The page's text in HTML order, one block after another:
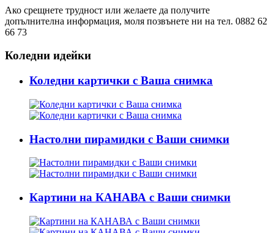
Ако срещнете трудност или желаете да получите
допълнителна информация, моля позвънете ни на тел. 0882 62
66 73
Коледни идейки
Коледни картички с Ваша снимка
Настолни пирамидки с Ваши снимки
Картини на КАНАВА с Ваши снимки